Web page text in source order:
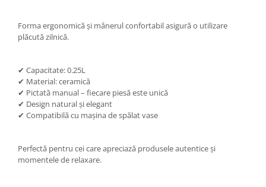
Forma ergonomică și mânerul confortabil asigură o utilizare
plăcută zilnică.
✔ Capacitate: 0.25L
✔ Material: ceramică
✔ Pictată manual – fiecare piesă este unică
✔ Design natural și elegant
✔ Compatibilă cu mașina de spălat vase
Perfectă pentru cei care apreciază produsele autentice și
momentele de relaxare.